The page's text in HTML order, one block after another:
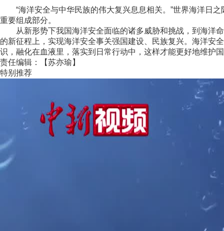
“海洋安全与中华民族的伟大复兴息息相关。”世界海洋日之
重要组成部分。
从新形势下我国海洋安全面临的诸多威胁和挑战，到海洋命
的新征程上，实现海洋安全事关强国建设、民族复兴。海洋安
识，融化在血液里，落实到日常行动中，这样才能更好地维护
责任编辑：【苏亦瑜】
特别推荐